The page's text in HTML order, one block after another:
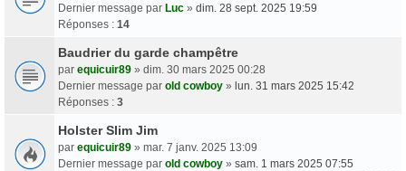
Dernier message par Luc » dim. 28 sept. 2025 19:59
Réponses : 14
Baudrier du garde champêtre
par equicuir89 » dim. 30 mars 2025 00:28
Dernier message par old cowboy » lun. 31 mars 2025 15:42
Réponses : 3
Holster Slim Jim
par equicuir89 » mar. 7 janv. 2025 13:09
Dernier message par old cowboy » sam. 1 mars 2025 07:55